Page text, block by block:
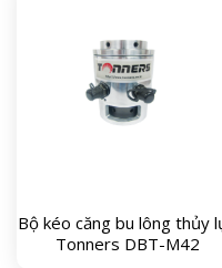
Bộ kéo căng bu lông thủy
Tonners DBT-M42